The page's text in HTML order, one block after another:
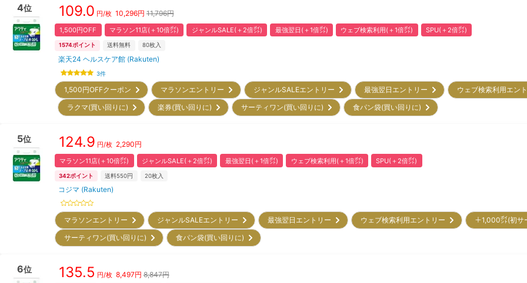
4位 109.0 円/枚 10,296円 11,796円
1,500円OFF マラソン11店(＋10倍㌽) ジャンルSALE(＋2倍㌽) 最強翌日(＋1倍㌽) ウェブ検索利用(＋1倍㌽) SPU(＋2倍㌽)
1574ポイント 送料無料 80枚入
楽天24 ヘルスケア館 (Rakuten)
3件
1,500円OFFクーポン マラソンエントリー ジャンルSALEエントリー 最強翌日エントリー
ウェブ検索利用エン
ラクマ(買い回りに)
楽券(買い回りに) サーティワン(買い回りに) 食パン袋(買い回りに)
5位 124.9 円/枚 2,290円
マラソン11店(＋10倍㌽) ジャンルSALE(＋2倍㌽) 最強翌日(＋1倍㌽) ウェブ検索利用(＋1倍㌽) SPU(＋2倍㌽)
342ポイント 送料550円 20枚入
コジマ (Rakuten)
マラソンエントリー ジャンルSALEエントリー 最強翌日エントリー ウェブ検索利用エントリー
＋1,000㌽(初
サーティワン(買い回りに)
食パン袋(買い回りに)
6位 135.5 円/枚 8,497円 8,847円